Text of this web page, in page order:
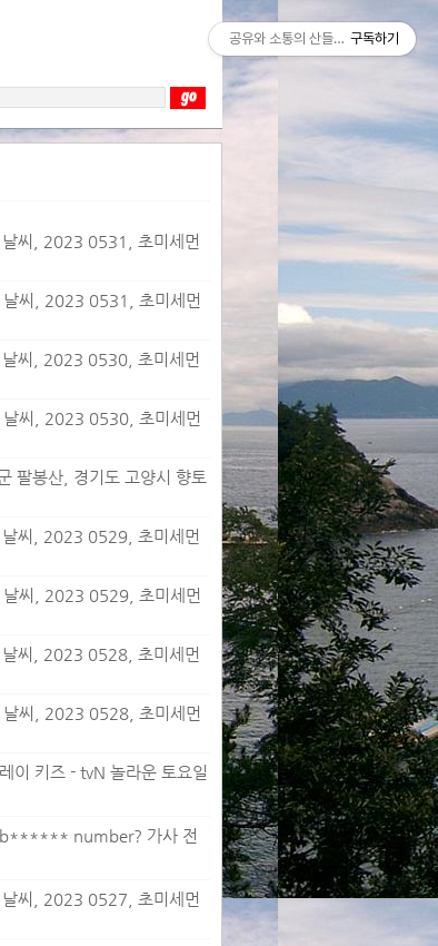
씨, 2023 0531, 초미세먼
날씨, 2023 0531, 초미세먼
씨, 2023 0530, 초미세먼
날씨, 2023 0530, 초미세먼
팔봉산, 경기도 고양시 향토
씨, 2023 0529, 초미세먼
날씨, 2023 0529, 초미세먼
씨, 2023 0528, 초미세먼
날씨, 2023 0528, 초미세먼
이 키즈 - tvN 놀라운 토요일
b****** number? 가사 전
씨, 2023 0527, 초미세먼
공유와 소통의 산들바람구독하기